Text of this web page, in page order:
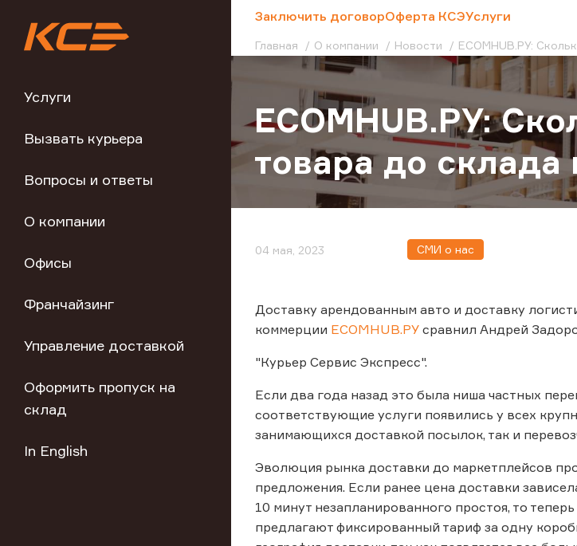
Услуги
Вызвать курьера
Вопросы и ответы
О компании
Офисы
Франчайзинг
Управление доставкой
Оформить пропуск на
склад
In English
Заключить договорОферта КСЭУслуги
Главная О компании Новости ECOMHUB.РУ:
ECOMHUB.РУ:
товара до склада
04 мая, 2023 СМИ о нас
Доставку арендованным авто и доставку
коммерции ECOMHUB.РУ сравнил Андрей
"Курьер Сервис Экспресс".
Если два года назад это была ниша частных
соответствующие услуги появились у всех
занимающихся доставкой посылок, так и
Эволюция рынка доставки до маркетплейсов
предложения. Если ранее цена доставки
10 минут незапланированного простоя, то
предлагают фиксированный тариф за одну